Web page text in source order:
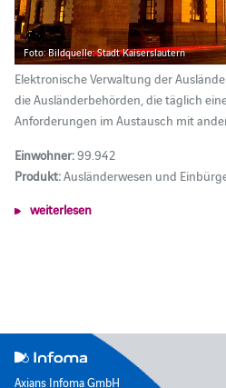
Foto: Bildquelle: Stadt Kaiserslautern
Elektronische Verwaltung der
die Ausländerbehörden, die täglich
Anforderungen im Austausch mit
Einwohner:99.942
Produkt:Ausländerwesen und
weiterlesen
Axians Infoma GmbH